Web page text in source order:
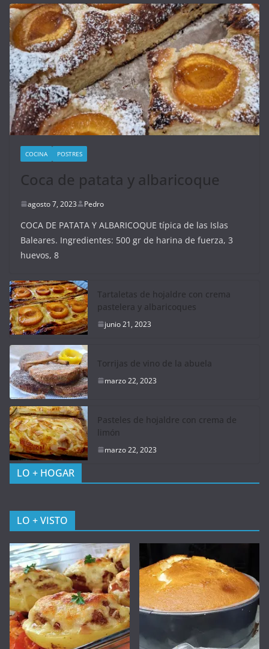
COCINA POSTRES
Coca de patata y albaricoque
agosto 7, 2023 Pedro
COCA DE PATATA Y ALBARICOQUE típica de las Islas
Baleares. Ingredientes: 500 gr de harina de fuerza, 3
huevos, 8
Tartaletas de hojaldre con crema
pastelera y albaricoques
junio 21, 2023
Torrijas de vino de la abuela
marzo 22, 2023
Pasteles de hojaldre con crema de
limón
marzo 22, 2023
LO + HOGAR
LO + VISTO